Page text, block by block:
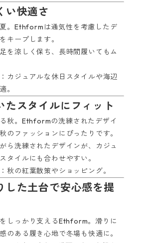
い快適さ
。Ethformは通気性を考慮したデ
キープします。
を涼しく保ち、長時間履いてもム
：カジュアルな休日スタイルや海辺
。
たスタイルにフィット
秋。Ethformの洗練されたデザイ
のファッションにぴったりです。
ら洗練されたデザインが、カジュ
タイルにも合わせやすい。
：秋の紅葉散策やショッピング。
した土台で安心感を提
しっかり支えるEthform。滑りに
のある履き心地で冬場も快適に。